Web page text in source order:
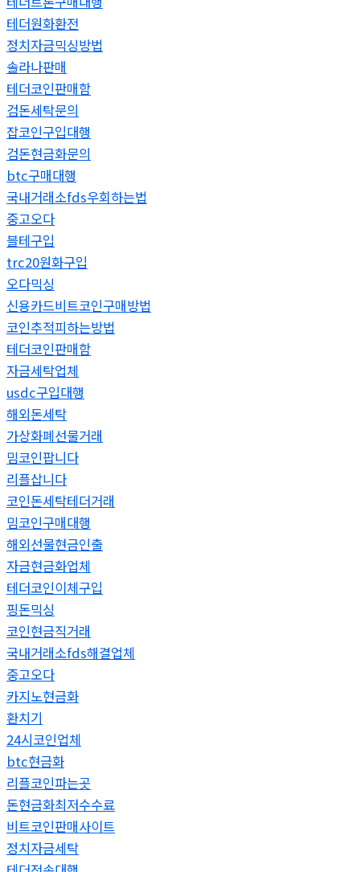
테더원화환전
정치자금믹싱방법
솔라나판매
테더코인판매함
검돈세탁문의
잡코인구입대행
검돈현금화문의
btc구매대행
국내거래소fds우회하는법
중고오다
블테구입
trc20원화구입
오다믹싱
신용카드비트코인구매방법
코인추적피하는방법
테더코인판매함
자금세탁업체
usdc구입대행
해외돈세탁
가상화폐선물거래
밈코인팝니다
리플삽니다
코인돈세탁테더거래
밈코인구매대행
해외선물현금인출
자금현금화업체
테더코인이체구입
핑돈믹싱
코인현금직거래
국내거래소fds해결업체
중고오다
카지노현금화
환치기
24시코인업체
btc현금화
리플코인파는곳
돈현금화최저수수료
비트코인판매사이트
정치자금세탁